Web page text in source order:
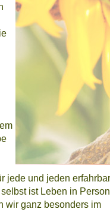
jede und jeden
ist Leben in
wir ganz besonders im